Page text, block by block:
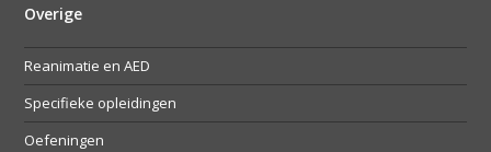
Overige
Reanimatie en AED
Specifieke opleidingen
Oefeningen